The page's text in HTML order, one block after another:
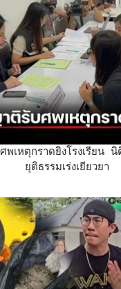
พเหตุกราดยิงโรงเรียน
ยุติธรรมเร่งเยียวยา